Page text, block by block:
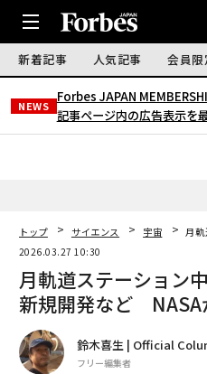
新着記事 人気記事 会員
NEWS
Forbes JAPAN
記事ページ内の広告表示を
トップ サイエンス 宇宙
月
2026.03.27 10:30
月軌道ステーション
新規開発など NASA
鈴木喜生 | Official
フリー編集者